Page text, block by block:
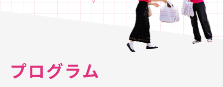
プログラム